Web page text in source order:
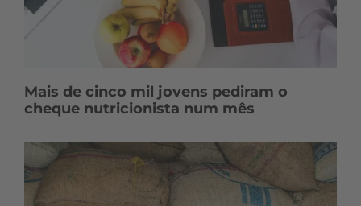
Mais de cinco mil jovens pediram o
cheque nutricionista num mês